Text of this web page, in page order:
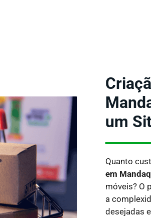
um
Quanto
em
móveis? O
a
desejadas